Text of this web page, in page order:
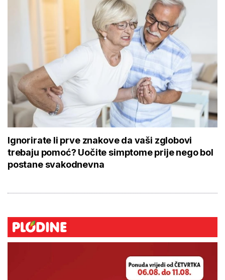
Ignorirate li prve znakove da vaši zglobovi
trebaju pomoć? Uočite simptome prije nego bol
postane svakodnevna